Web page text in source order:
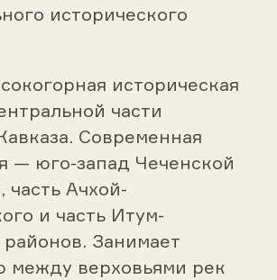
исторического
историческая
части
. Современная
— юго-запад Чеченской
, часть Ачхой-
и часть Итум-
районов. Занимает
между верховьями рек